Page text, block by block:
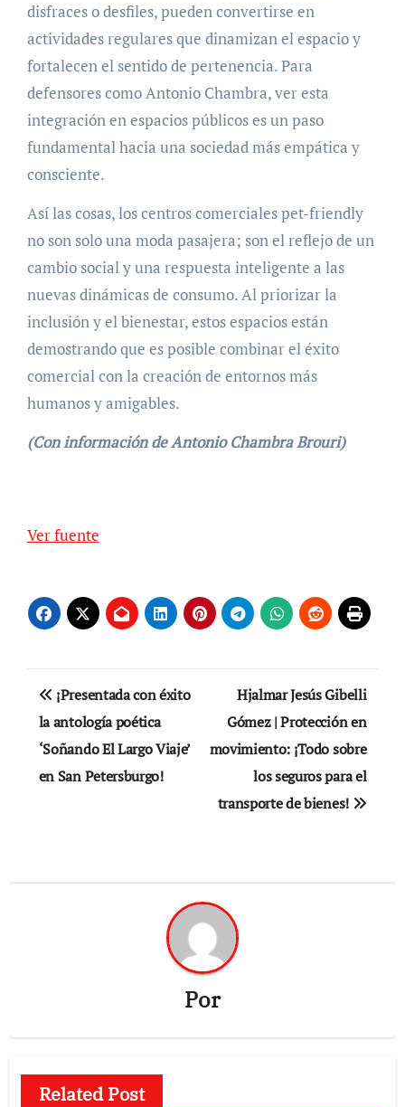
disfraces o desfiles, pueden convertirse en
actividades regulares que dinamizan el espacio y
fortalecen el sentido de pertenencia. Para
defensores como Antonio Chambra, ver esta
integración en espacios públicos es un paso
fundamental hacia una sociedad más empática y
consciente.
Así las cosas, los centros comerciales pet-friendly
no son solo una moda pasajera; son el reflejo de un
cambio social y una respuesta inteligente a las
nuevas dinámicas de consumo. Al priorizar la
inclusión y el bienestar, estos espacios están
demostrando que es posible combinar el éxito
comercial con la creación de entornos más
humanos y amigables.
(Con información de Antonio Chambra Brouri)
de
Ver fuente
Navegación
de
entradas
¡Presentada con éxito
la antología poética
‘Soñando El Largo Viaje’
en San Petersburgo!
Hjalmar Jesús Gibelli
Gómez | Protección en
movimiento: ¡Todo sobre
los seguros para el
transporte de bienes!
Por
Related Post